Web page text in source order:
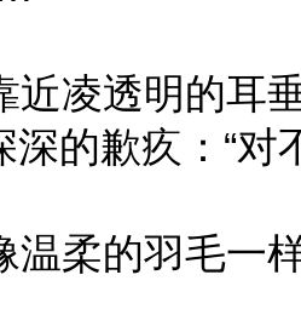
凌透明的耳
深的歉疚：“
柔的羽毛一